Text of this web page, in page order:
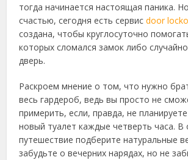
тогда начинается настоящая паника.
счастью, сегодня есть сервисdoor
создана, чтобы круглосуточно
которых сломался замок либо
дверь.
Раскроем мнение о том, что нужно
весь гардероб, ведь вы просто не
примерить, если, правда, не
новый туалет каждые четверть часа. В
путешествие подберите натуральные
забудьте о вечерних нарядах, но не